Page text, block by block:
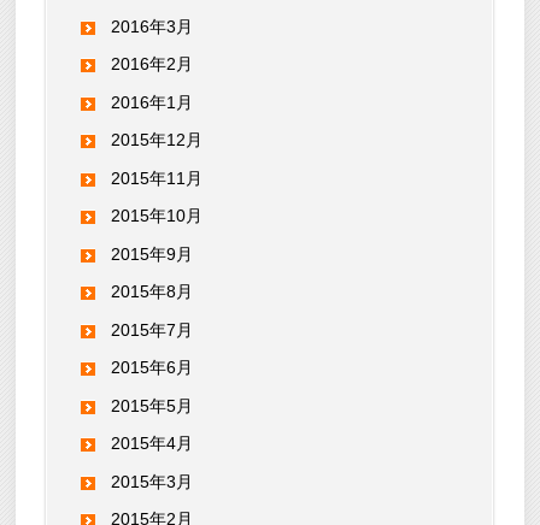
2016年3月
2016年2月
2016年1月
2015年12月
2015年11月
2015年10月
2015年9月
2015年8月
2015年7月
2015年6月
2015年5月
2015年4月
2015年3月
2015年2月